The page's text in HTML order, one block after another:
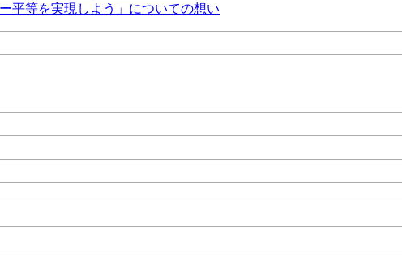
平等を実現しよう」についての想い